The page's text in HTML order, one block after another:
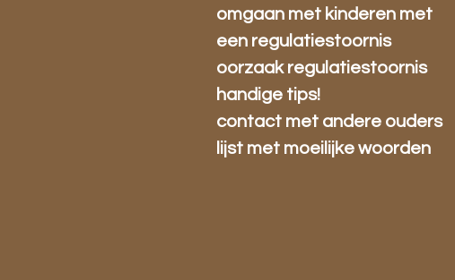
omgaan met kinderen met
een regulatiestoornis
oorzaak regulatiestoornis
handige tips!
contact met andere ouders
lijst met moeilijke woorden